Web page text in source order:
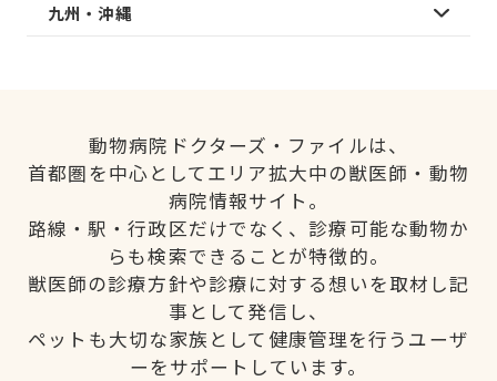
九州・沖縄
動物病院ドクターズ・ファイルは、
首都圏を中心としてエリア拡大中の獣医師・動物
病院情報サイト。
路線・駅・行政区だけでなく、診療可能な動物か
らも検索できることが特徴的。
獣医師の診療方針や診療に対する想いを取材し記
事として発信し、
ペットも大切な家族として健康管理を行うユーザ
ーをサポートしています。